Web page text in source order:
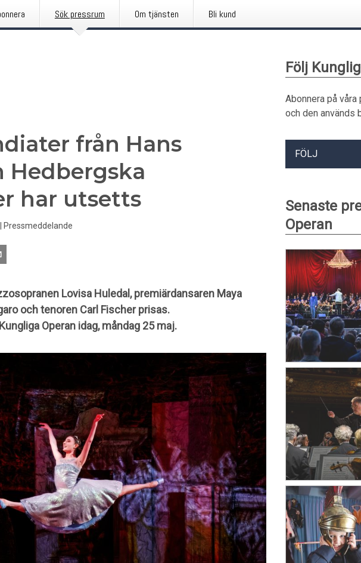
Sök pressrum Om tjänsten Bli kund
från Hans
Hedbergska
har utsetts
Pressmeddelande
Lovisa Huledal, premiärdansaren Maya
och tenoren Carl Fischer prisas.
Operan idag, måndag 25 maj.
Följ
Abonnera på
och den används
FÖLJ
Senaste
Operan